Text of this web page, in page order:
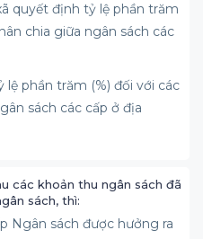
quyết định tỷ lệ phần trăm
chia giữa ngân sách các
phần trăm (%) đối với các
sách các cấp ở địa
các khoản thu ngân sách đã
sách, thì:
Ngân sách được hưởng ra